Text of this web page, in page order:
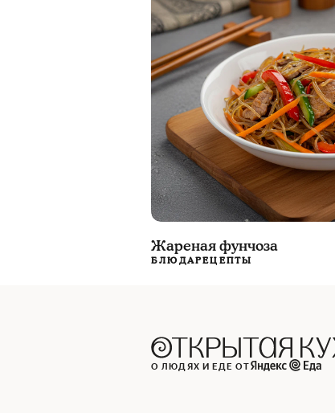
Жареная фунчоза
БЛЮДАРЕЦЕПТЫ
О ЛЮДЯХ И ЕДЕ ОТ